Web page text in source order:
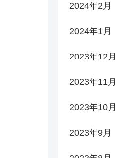
2024年2月
2024年1月
2023年12月
2023年11月
2023年10月
2023年9月